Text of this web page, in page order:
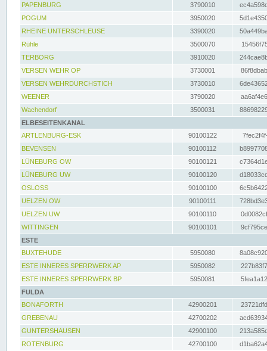
PAPENBURG
3790010
POGUM
3950020
RHEINE UNTERSCHLEUSE
3390020
Rühle
3500070
TERBORG
3910020
VERSEN WEHR OP
3730001
VERSEN WEHRDURCHSTICH
3730010
WEENER
3790020
Wachendorf
3500031
ELBESEITENKANAL
ARTLENBURG-ESK
90100122
BEVENSEN
90100112
LÜNEBURG OW
90100121
LÜNEBURG UW
90100120
OSLOSS
90100100
UELZEN OW
90100111
UELZEN UW
90100110
WITTINGEN
90100101
ESTE
BUXTEHUDE
5950080
ESTE INNERES SPERRWERK AP
5950082
ESTE INNERES SPERRWERK BP
5950081
FULDA
BONAFORTH
42900201
GREBENAU
42700202
GUNTERSHAUSEN
42900100
ROTENBURG
42700100